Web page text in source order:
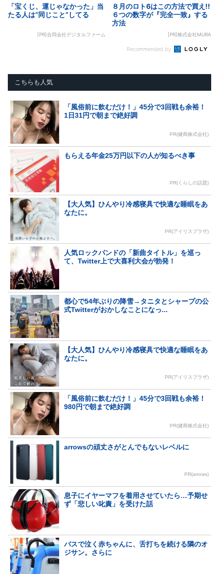
「宝くじ、運じゃなかった」当
たる人は“同じこと”してる
[PR]合同会社デジタルファーム
８月のロト6はこの方法で買え!!
６つの数字が『完全一致』する
方法
[PR]株式会社MURA
Recommended by
こちらも人気
「風俗前に飲むだけ！」45分で3回戦も余裕！
1日31円で朝まで絶好調
PR(健商株式会社)
もらえる年金25万円以下の人が知るべき事
PR(くらしの話題)
【大人気】ひんやり冷感寝具で快適な睡眠をあ
なたに。
PR(アイリスプラザ)
人気ロックバンドの「新曲タイトル」を巡っ
て、Twitter上で大喜利大会が勃発！
都心で54年ぶりの降雪→タニタとシャープの公
式Twitterがおかしなことになっ...
【大人気】ひんやり冷感寝具で快適な睡眠をあ
なたに。
PR(アイリスプラザ)
「風俗前に飲むだけ！」45分で3回戦も余裕！
980円で朝まで絶好調
PR(健商株式会社)
arrowsの頑丈さがとんでもないレベルに
PR(arrows)
息子にイヤーマフを着用させていたら…予期せ
ず「悲しい叱責」を受けた話
バスで泣く赤ちゃんに、舌打ちを続ける隣のオ
ジサン。さらに